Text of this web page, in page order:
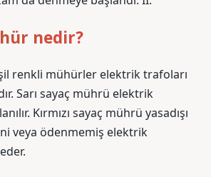
nedir?
renkli mühürler elektrik trafoları
Sarı sayaç mührü elektrik
Kırmızı sayaç mührü yasadışı
veya ödenmemiş elektrik